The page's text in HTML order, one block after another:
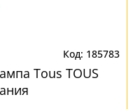
185783
Tous TOUS